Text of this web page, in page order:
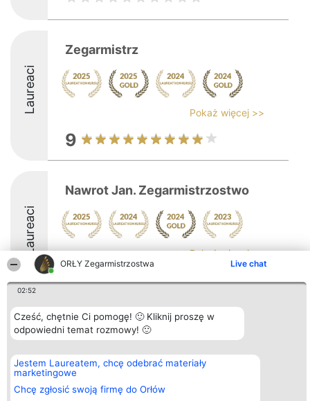
ORŁY Zegarmistrzostwa Live chat
02:52
Cześć, chętnie Ci pomogę! 🙂 Kliknij proszę w
odpowiedni temat rozmowy! 🙂
Jestem Laureatem, chcę odebrać materiały
marketingowe
Chcę zgłosić swoją firmę do Orłów
Laureaci
Zegarmistrz
Pokaż więcej >>
9
Laureaci
Nawrot Jan. Zegarmistrzostwo
Pokaż więcej >>
8.6
Organizator plebiscytu
Bright Side Solutions sp. z o.
ul. Ruska 22
Wrocław 50-079
KRS 0000749100 | Regon
381313360 | NIP 8943132676
Plebiscyt
Laureaci
wszystkich
Laureatów
Regulamin
Kontakt